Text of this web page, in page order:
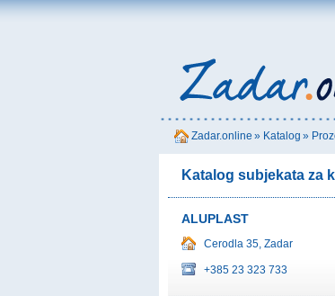
Zadar.online » Katalog »
Katalog subjekata za
ALUPLAST
Cerodla 35, Zadar
+385 23 323 733